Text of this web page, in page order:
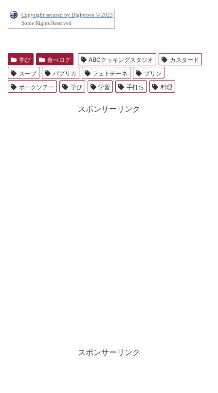
Copyright secured by Digiprove © 2023
Some Rights Reserved
学び 食べログ ABCクッキングスタジオ
カスタード
スープ
パプリカ フェトチーネ
プリン
ポークソテー
学び 学習 手打ち 料理
スポンサーリンク
スポンサーリンク